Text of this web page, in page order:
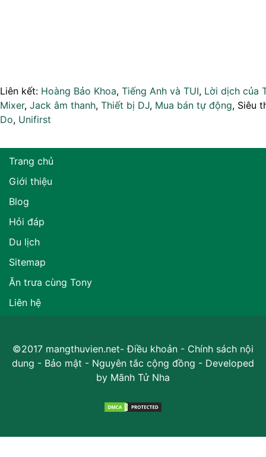
Liên kết: Hoàng Bảo Khoa, Tiếng Anh và TUI, Lời dịch của
Mixer, Jack âm thanh, Thiết bị DJ, Mua bán tự động, Siêu
Do, Unifirst
Trang chủ
Giới thiệu
Blog
Hỏi đáp
Du lịch
Sitemap
Ăn trưa cùng Tony
Liên hệ
©2017 mangthuvien.net-Điều khoản - Chính sách nội
dung - Bảo mật - Nguyên tắc cộng đồng - Developed
by Mãnh Tử Nha